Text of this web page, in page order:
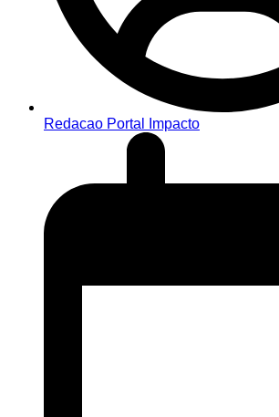
Redacao Portal Impacto